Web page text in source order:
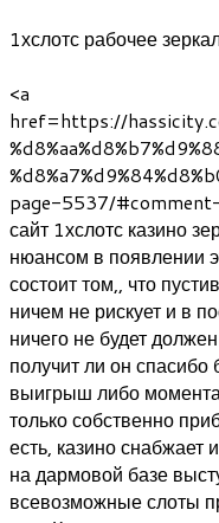
1хслотс рабочее
<a
href=https://
page-5537/
сайт 1хслотс казино
нюансом в появлении
состоит том,, что
ничем не рискует и в
ничего не будет
получит ли он
выигрыш либо
только собственно
есть, казино снабжает
на дармовой базе
всевозможные слоты